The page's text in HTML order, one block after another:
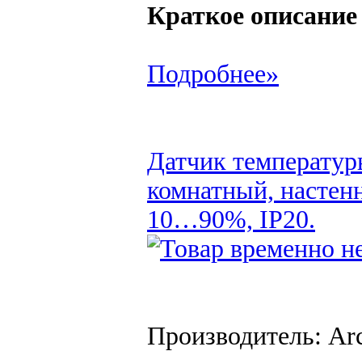
Краткое описание
Подробнее»
Датчик
комнатный,
10…90%, IP20.
Производитель: